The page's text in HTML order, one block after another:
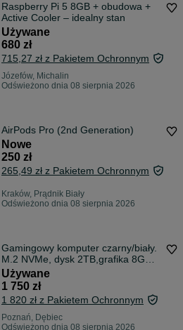
Raspberry Pi 5 8GB + obudowa +
Active Cooler – idealny stan
Używane
680 zł
715,27 zł z Pakietem Ochronnym
Józefów, Michalin
Odświeżono dnia 08 sierpnia 2026
AirPods Pro (2nd Generation)
Nowe
250 zł
265,49 zł z Pakietem Ochronnym
Kraków, Prądnik Biały
Odświeżono dnia 08 sierpnia 2026
Gamingowy komputer czarny/biały.
M.2 NVMe, dysk 2TB,grafika 8GB,
64GB RAM, 10 rdzeni+akcesoria
Używane
1 750 zł
1 820 zł z Pakietem Ochronnym
Poznań, Dębiec
Odświeżono dnia 08 sierpnia 2026